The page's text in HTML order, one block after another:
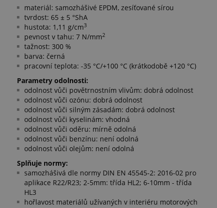
materiál: samozhášivé EPDM, zesíťované sírou
tvrdost: 65 ± 5 °ShA
hustota: 1,11 g/cm3
pevnost v tahu: 7 N/mm2
tažnost: 300 %
barva: černá
pracovní teplota: -35 °C/+100 °C (krátkodobě +120 °C)
Parametry odolnosti:
odolnost vůči povětrnostním vlivům: dobrá odolnost
odolnost vůči ozónu: dobrá odolnost
odolnost vůči silným zásadám: dobrá odolnost
odolnost vůči kyselinám: vhodná
odolnost vůči oděru: mírně odolná
odolnost vůči benzínu: není odolná
odolnost vůči olejům: není odolná
Splňuje normy:
samozhášivá dle normy DIN EN 45545-2: 2016-02 pro
aplikace R22/R23; 2-5mm: třída HL2; 6-10mm - třída
HL3
hořlavost materiálů užívaných v interiéru motorových